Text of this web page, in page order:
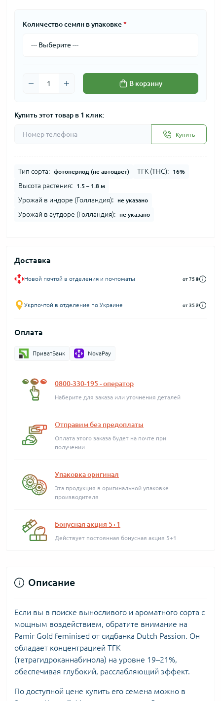
Количество семян в упаковке*
В корзину
Купить этот товар в 1 клик:
Купить
Тип сорта: фотопериод (не автоцвет) ТГК (THC): 16%
Высота растения: 1.5 – 1.8 м
Урожай в индоре (Голландия): не указано
Урожай в аутдоре (Голландия): не указано
Доставка
Новой почтой в отделения и почтоматы от 75 ₴
Укрпочтой в отделение по Украине от 35 ₴
Оплата
ПриватБанк NovaPay
0800-330-195 - оператор
Наберите для заказа или уточнения деталей
Отправим без предоплаты
Оплата этого заказа будет на почте при
получении
Упаковка оригинал
Эта продукция в оригинальной упаковке
производителя
Бонусная акция 5+1
Действует постоянная бонусная акция 5+1
Описание
Если вы в поиске выносливого и ароматного сорта с
мощным воздействием, обратите внимание на
Pamir Gold feminised от сидбанка Dutch Passion. Он
обладает концентрацией ТГК
(тетрагидроканнабинола) на уровне 19–21%,
обеспечивая глубокий, расслабляющий эффект.
По доступной цене купить его семена можно в